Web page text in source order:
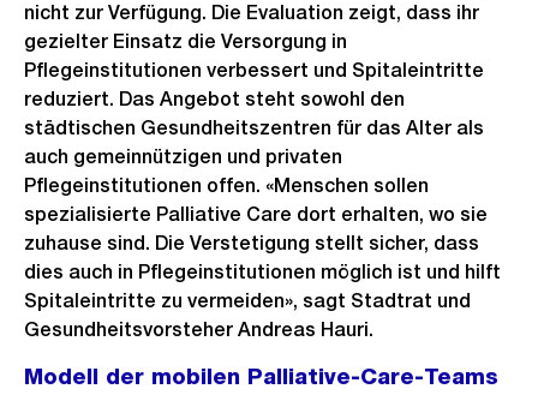
nicht zur Verfügung. Die Evaluation zeigt, dass ihr
gezielter Einsatz die Versorgung in
Pflegeinstitutionen verbessert und Spitaleintritte
reduziert. Das Angebot steht sowohl den
städtischen Gesundheitszentren für das Alter als
auch gemeinnützigen und privaten
Pflegeinstitutionen offen. «Menschen sollen
spezialisierte Palliative Care dort erhalten, wo sie
zuhause sind. Die Verstetigung stellt sicher, dass
dies auch in Pflegeinstitutionen möglich ist und hilft
Spitaleintritte zu vermeiden», sagt Stadtrat und
Gesundheitsvorsteher Andreas Hauri.
Modell der mobilen Palliative-Care-Teams